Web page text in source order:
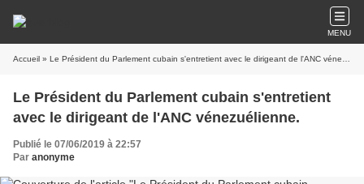
MENU
Accueil » Le Président du Parlement cubain s'entretient avec le dirigeant de l'ANC vénezuélienne.
Le Président du Parlement cubain s'entretient
avec le dirigeant de l'ANC vénezuélienne.
Publié le 07/06/2019 à 22:57
Par anonyme